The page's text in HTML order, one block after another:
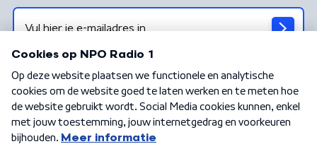
Algemene voorwaarden